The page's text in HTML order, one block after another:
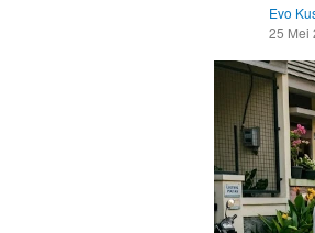
Evo
25 Mei